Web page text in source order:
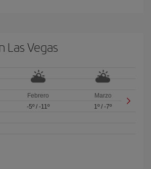
Las Vegas
Febrero
-5º/ -11º
Marzo
1º /-7º